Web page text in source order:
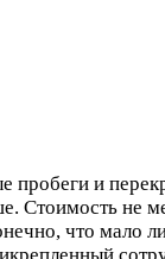
пробеги и
Стоимость не
что мало